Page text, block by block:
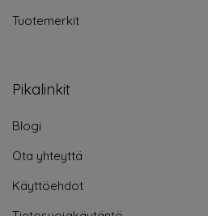
Tuotemerkit
Pikalinkit
Blogi
Ota yhteyttä
Käyttöehdot